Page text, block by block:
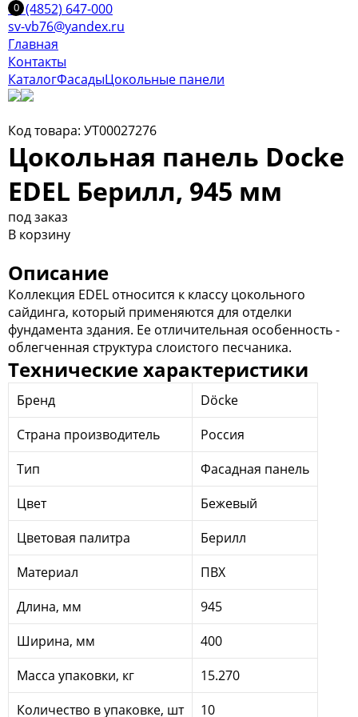
+7 (4852) 647-000
sv-vb76@yandex.ru
Главная
Контакты
КаталогФасадыЦокольные панели
Код товара: УТ00027276
Цокольная панель Docke
EDEL Берилл, 945 мм
под заказ
В корзину
Описание
Коллекция EDEL относится к классу цокольного
сайдинга, который применяются для отделки
фундамента здания. Ее отличительная особенность -
облегченная структура слоистого песчаника.
Технические характеристики
Бренд
Döcke
Страна производитель
Россия
Тип
Фасадная панель
Цвет
Бежевый
Цветовая палитра
Берилл
Материал
ПВХ
Длина, мм
945
Ширина, мм
400
Масса упаковки, кг
15.270
Количество в упаковке, шт
10